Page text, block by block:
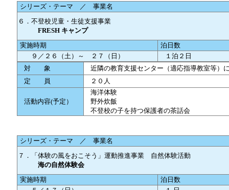
シリーズ・テーマ ／ 事業名
６．不登校児童・生徒支援事業
FRESH キャンプ
実施時期
泊日数
９／２６（土）～ ２７（日）
１泊２日
対 象
近隣の教育支援センター（適応指導教室等）
定 員
２０人
活動内容(予定）
海洋体験
野外炊飯
不登校の子を持つ保護者の茶話会
シリーズ・テーマ ／ 事業名
７．「体験の風をおこそう」運動推進事業 自然体験活動
海の自然体験会
実施時期
泊日数